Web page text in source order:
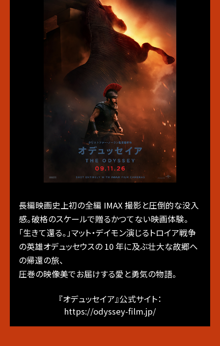
⻑編映画史上初の全編 IMAX 撮影と圧倒的な没⼊
感。破格のスケールで贈るかつてない映画体験。
「⽣きて還る。」マット・デイモン演じるトロイア戦争
の英雄オデュッセウスの 10 年に及ぶ壮⼤な故郷へ
の帰還の旅、
圧巻の映像美でお届けする愛と勇気の物語。
『オデュッセイア』公式サイト：
https://odyssey-film.jp/